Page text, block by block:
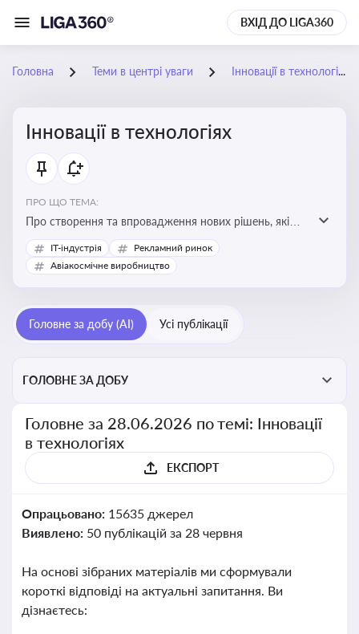
ВХІД ДО LIGA360
Головна Теми в центрі уваги Інновації в технологіях
Інновації в технологіях
ПРО ЩО ТЕМА:
Про створення та впровадження нових рішень, які
покращують ефективність, функціональність або
можливості технологічних продуктів і процесів.
IT-індустрія
Рекламний ринок
Авіакосмічне виробництво
Головне за добу (AI) Усі публікації
ГОЛОВНЕ ЗА ДОБУ
Головне за 28.06.2026 по темі: Інновації
в технологіях
ЕКСПОРТ
Опрацьовано: 15635 джерел
Виявлено: 50 публікацій за 28 червня
На основі зібраних матеріалів ми сформували
короткі відповіді на актуальні запитання. Ви
дізнаєтесь: